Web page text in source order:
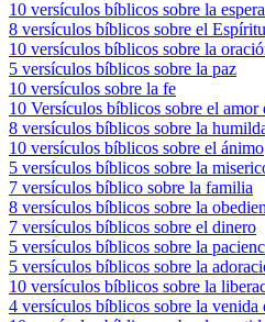
10 versículos bíblicos sobre la
8 versículos bíblicos sobre el
10 versículos bíblicos sobre la
5 versículos bíblicos sobre la paz
10 versículos sobre la fe
10 Versículos bíblicos sobre el amor
8 versículos bíblicos sobre la
10 versículos bíblicos sobre el ánimo
5 versículos bíblicos sobre la
7 versículos bíblico sobre la familia
8 versículos bíblicos sobre la
7 versículos bíblicos sobre el dinero
5 versículos bíblicos sobre la
5 versículos bíblicos sobre la
10 versículos bíblicos sobre la
4 versículos bíblicos sobre la venida